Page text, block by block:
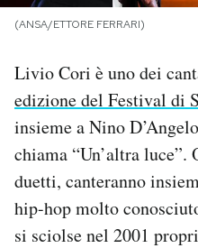
I MIEI PREFERITI
SHOP
CALENDARIO
AREA PERSONALE
Area Personale
(ANSA/ETTORE FERRARI)
Livio Cori è uno dei
edizione del Festival di
insieme a Nino
chiama “Un’altra luce”.
duetti, canteranno
hip-hop molto
si sciolse nel 2001